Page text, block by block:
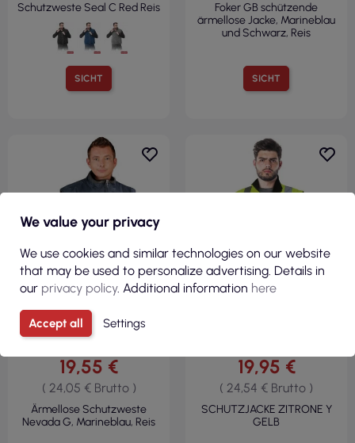
SICHT
Schutzweste Seal C Red Reis
SICHT
Foker GB schützende
ärmellose Jacke, Marineblau
und Schwarz, Reis
19,55 €
( 24,05 € Brutto )
Ärmellose Schutzweste
Nevada G, Marineblau, Reis
19,95 €
( 24,54 € Brutto )
SCHUTZJACKE ZITRONE Y
GELB
We value your privacy
We use cookies and similar technologies on our website
that may be used to personalize advertising. Details in
our privacy policy. Additional information here
Accept all Settings